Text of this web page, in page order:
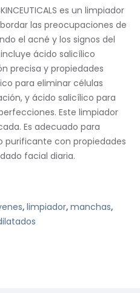
es un limpiador
las preocupaciones de
el acné y los signos del
ácido salicílico
precisa y propiedades
para eliminar células
y ácido salicílico para
Este limpiador
Es adecuado para
purificante con propiedades
facial diaria.
, limpiador, manchas,